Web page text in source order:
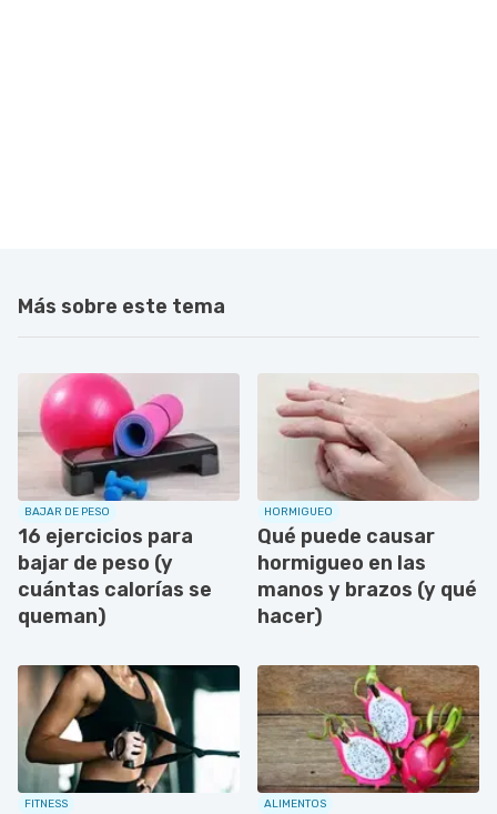
Más sobre este tema
BAJAR DE PESO
16 ejercicios para
bajar de peso (y
cuántas calorías se
queman)
HORMIGUEO
Qué puede causar
hormigueo en las
manos y brazos (y qué
hacer)
FITNESS ALIMENTOS